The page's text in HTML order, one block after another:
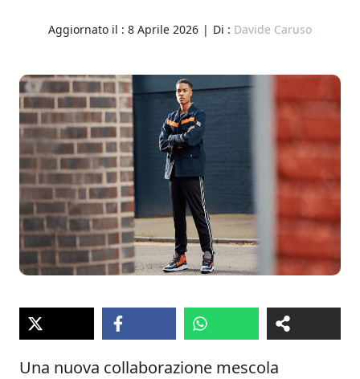
Aggiornato il : 8 Aprile 2026 | Di : Davide Caruso
Una nuova collaborazione mescola